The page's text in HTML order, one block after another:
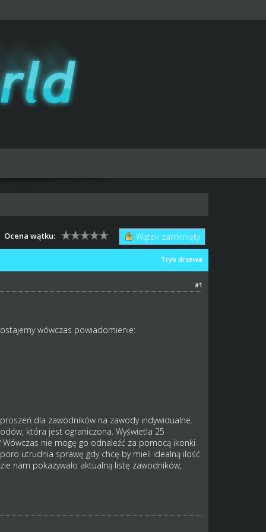
Wątek zamknięty
Ocena wątku:
Tryb drzewa
#1
wówczas powiadomienie:
dla zawodników na zawody indywidualne.
która jest ograniczona. Wyświetla 25
nie mogę go odnaleźć za pomocą ikonki
utrudnia sprawę gdy chcę by mieli idealną ilość
nam pokazywało aktualną listę zawodników,